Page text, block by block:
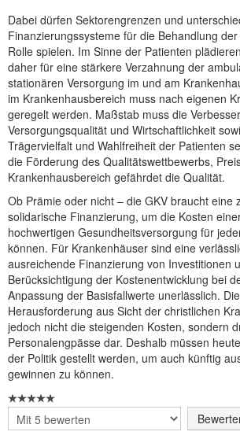
Dabei dürfen Sektorengrenzen und
Finanzierungssysteme für die Behandlung
Rolle spielen. Im Sinne der Patienten
daher für eine stärkere Verzahnung der
stationären Versorgung im und am
im Krankenhausbereich muss nach eigenen
geregelt werden. Maßstab muss die
Versorgungsqualität und Wirtschaftlichkeit
Trägervielfalt und Wahlfreiheit der Patienten
die Förderung des Qualitätswettbewerbs,
Krankenhausbereich gefährdet die Qualität.
Ob Prämie oder nicht – die GKV braucht eine
solidarische Finanzierung, um die Kosten
hochwertigen Gesundheitsversorgung für
können. Für Krankenhäuser sind eine
ausreichende Finanzierung von Investitionen
Berücksichtigung der Kostenentwicklung bei
Anpassung der Basisfallwerte unerlässlich.
Herausforderung aus Sicht der christlichen
jedoch nicht die steigenden Kosten, sondern
Personalengpässe dar. Deshalb müssen
der Politik gestellt werden, um auch künftig
gewinnen zu können.
Bitte
bewerten